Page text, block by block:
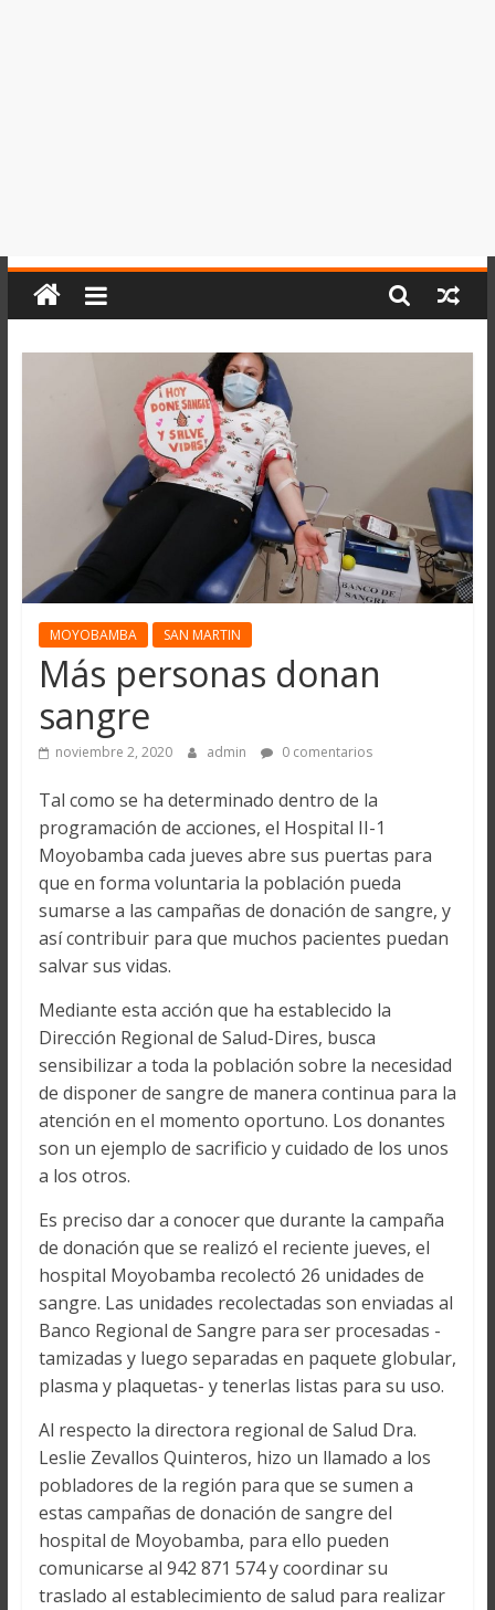
MOYOBAMBA SAN MARTIN
Más personas donan
sangre
noviembre 2, 2020 admin 0 comentarios
Tal como se ha determinado dentro de la
programación de acciones, el Hospital II-1
Moyobamba cada jueves abre sus puertas para
que en forma voluntaria la población pueda
sumarse a las campañas de donación de sangre, y
así contribuir para que muchos pacientes puedan
salvar sus vidas.
Mediante esta acción que ha establecido la
Dirección Regional de Salud-Dires, busca
sensibilizar a toda la población sobre la necesidad
de disponer de sangre de manera continua para la
atención en el momento oportuno. Los donantes
son un ejemplo de sacrificio y cuidado de los unos
a los otros.
Es preciso dar a conocer que durante la campaña
de donación que se realizó el reciente jueves, el
hospital Moyobamba recolectó 26 unidades de
sangre. Las unidades recolectadas son enviadas al
Banco Regional de Sangre para ser procesadas -
tamizadas y luego separadas en paquete globular,
plasma y plaquetas- y tenerlas listas para su uso.
Al respecto la directora regional de Salud Dra.
Leslie Zevallos Quinteros, hizo un llamado a los
pobladores de la región para que se sumen a
estas campañas de donación de sangre del
hospital de Moyobamba, para ello pueden
comunicarse al 942 871 574 y coordinar su
traslado al establecimiento de salud para realizar